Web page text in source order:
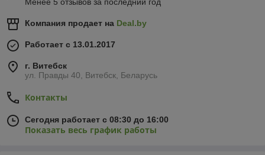
Менее 5 отзывов за последний год
Компания продает на Deal.by
Работает с 13.01.2017
г. Витебск
ул. Правды 40, Витебск, Беларусь
Контакты
Сегодня работает с 08:30 до 16:00
Показать весь график работы